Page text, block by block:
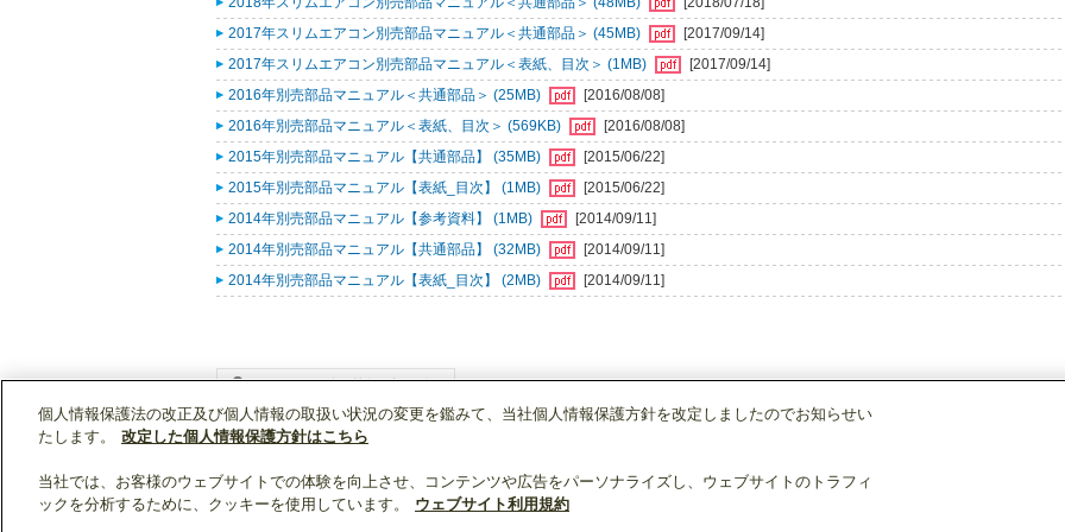
2017年スリムエアコン別売部品マニュアル＜共通部品＞ (45MB)
[2017/09/14]
2017年スリムエアコン別売部品マニュアル＜表紙、目次＞ (1MB)
[2017/09/14]
2016年別売部品マニュアル＜共通部品＞ (25MB)
[2016/08/08]
2016年別売部品マニュアル＜表紙、目次＞ (569KB)
[2016/08/08]
2015年別売部品マニュアル【共通部品】 (35MB)
[2015/06/22]
2015年別売部品マニュアル【表紙_目次】 (1MB)
[2015/06/22]
2014年別売部品マニュアル【参考資料】 (1MB)
[2014/09/11]
2014年別売部品マニュアル【共通部品】 (32MB)
[2014/09/11]
2014年別売部品マニュアル【表紙_目次】 (2MB)
[2014/09/11]
WIN2Kトップ 製品情報
個人情報保護法の改正及び個人情報の取扱い状況の変更を鑑みて、当社個人情報保護方針を改定しましたのでお知らせい
たします。
改定した個人情報保護方針はこちら
当社では、お客様のウェブサイトでの体験を向上させ、コンテンツや広告をパーソナライズし、ウェブサイトのトラフィ
ックを分析するために、クッキーを使用しています。
ウェブサイト利用規約